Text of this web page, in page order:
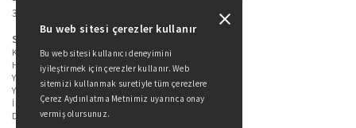
34360 / Şişli / İstanbul
Sitede Yer Alan Sayfalar
Kitaplarımız
Hakkımızda
Yazarlarımız
Yazar Adayları İçin
İletişim
Duygu Asena Roman Ödülü
Bu web sitesi çerezler kullanır
Bu web sitesi kullanıcı deneyimini
iyileştirmek için çerezler kullanır. Web
sitemizi kullanmak suretiyle tüm çerezlere
Çerez Aydınlatma Metnimiz uyarınca onay
vermiş olursunuz.